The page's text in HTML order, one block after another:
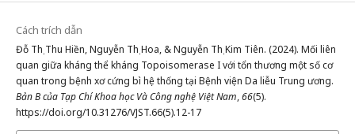
Cách trích dẫn
Đỗ Thị Thu Hiền, Nguyễn Thị Hoa, & Nguyễn Thị Kim Tiên. (2024). Mối liên
quan giữa kháng thể kháng Topoisomerase I với tổn thương một số cơ
quan trong bệnh xơ cứng bì hệ thống tại Bệnh viện Da liễu Trung ương.
Bản B của Tạp Chí Khoa học Và Công nghệ Việt Nam,66(5).
https://doi.org/10.31276/VJST.66(5).12-17